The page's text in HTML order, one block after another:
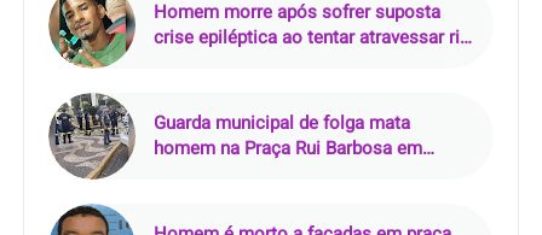
Homem morre após sofrer suposta
crise epiléptica ao tentar atravessar rio
Guarda municipal de folga mata
homem na Praça Rui Barbosa em